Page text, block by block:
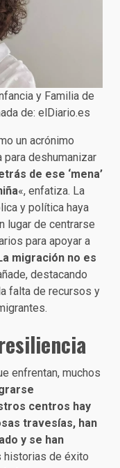
y Familia de
de: elDiario.es
un acrónimo
para deshumanizar
de ese ‘mena’
«, enfatiza. La
y política haya
lugar de centrarse
para apoyar a
migración no es
destacando
falta de recursos y
enfrentan, muchos
centros hay
travesías, han
y se han
historias de éxito